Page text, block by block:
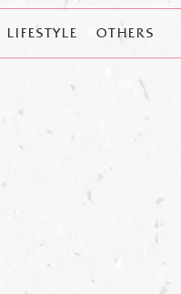
LIFESTYLE OTHERS